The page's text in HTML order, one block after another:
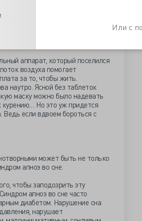
Или с
влияния на эту
черте. Из глубокого сна,
Таблетки подавляют
голодание мозга. Инсульт
аппарат, который поселился
воздуха помогает
за то, чтобы жить.
наутро. Ясной без таблеток
маску можно было надевать
курению… Но это уж придется
Ведь если вдвоем бороться с
может быть не только
апноэ во сне.
чтобы заподозрить эту
апноэ во сне часто
диабетом. Нарушение сна
нарушает